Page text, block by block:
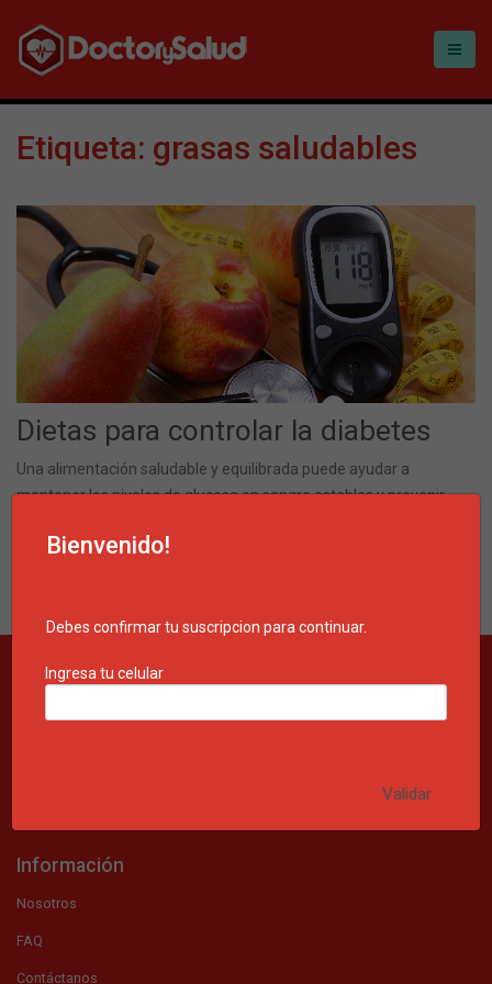
Etiqueta: grasas saludables
Dietas para controlar la diabetes
Una alimentación saludable y equilibrada puede ayudar a
mantener los niveles de glucosa en sangre estables y prevenir
Información
Nosotros
FAQ
Contáctanos
Bienvenido!
Debes confirmar tu suscripcion para continuar.
Ingresa tu celular
Validar